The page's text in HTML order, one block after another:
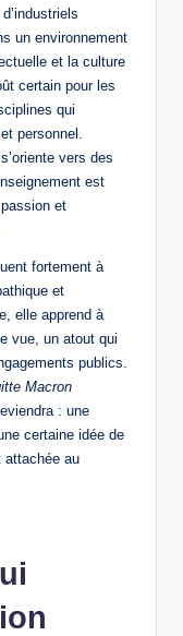
un environnement
et la culture
certain pour les
qui
personnel.
vers des
est
et
fortement à
et
elle apprend à
vue, un atout qui
publics.
Macron
: une
certaine idée de
attachée au